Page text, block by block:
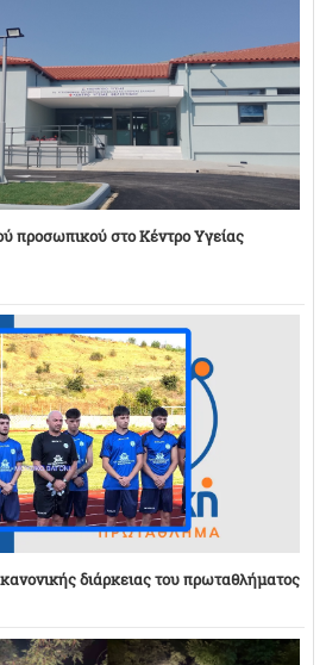
προσωπικού στο Κέντρο Υγείας
διάρκειας του πρωταθλήματος